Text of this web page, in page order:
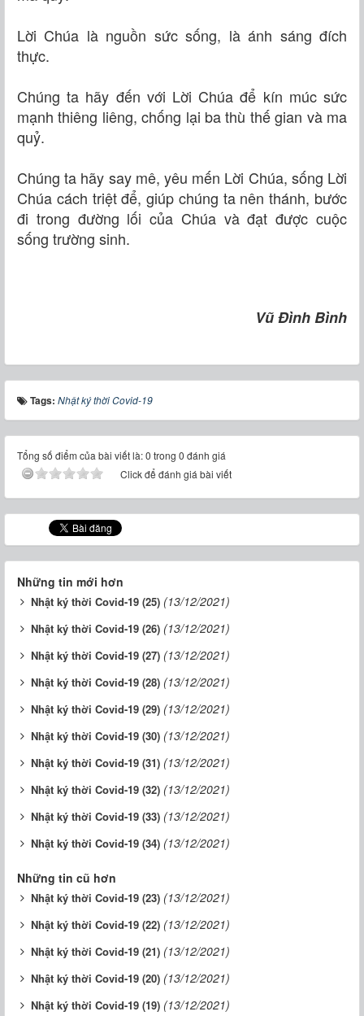
Lời Chúa là nguồn sức sống, là ánh sáng đích
thực.
Chúng ta hãy đến với Lời Chúa để kín múc sức
mạnh thiêng liêng, chống lại ba thù thế gian và ma
quỷ.
Chúng ta hãy say mê, yêu mến Lời Chúa, sống Lời
Chúa cách triệt để, giúp chúng ta nên thánh, bước
đi trong đường lối của Chúa và đạt được cuộc
sống trường sinh.
Vũ Đình Bình
Tags: Nhật ký thời Covid-19
Tổng số điểm của bài viết là: 0 trong 0 đánh giá
Click để đánh giá bài viết
Những tin mới hơn
Nhật ký thời Covid-19 (25) (13/12/2021)
Nhật ký thời Covid-19 (26) (13/12/2021)
Nhật ký thời Covid-19 (27) (13/12/2021)
Nhật ký thời Covid-19 (28) (13/12/2021)
Nhật ký thời Covid-19 (29) (13/12/2021)
Nhật ký thời Covid-19 (30) (13/12/2021)
Nhật ký thời Covid-19 (31) (13/12/2021)
Nhật ký thời Covid-19 (32) (13/12/2021)
Nhật ký thời Covid-19 (33) (13/12/2021)
Nhật ký thời Covid-19 (34) (13/12/2021)
Những tin cũ hơn
Nhật ký thời Covid-19 (23) (13/12/2021)
Nhật ký thời Covid-19 (22) (13/12/2021)
Nhật ký thời Covid-19 (21) (13/12/2021)
Nhật ký thời Covid-19 (20) (13/12/2021)
Nhật ký thời Covid-19 (19) (13/12/2021)